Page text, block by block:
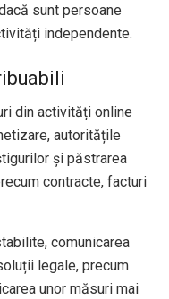
sunt persoane
independente.
din activități online
autoritățile
și păstrarea
contracte, facturi
comunicarea
legale, precum
unor măsuri mai